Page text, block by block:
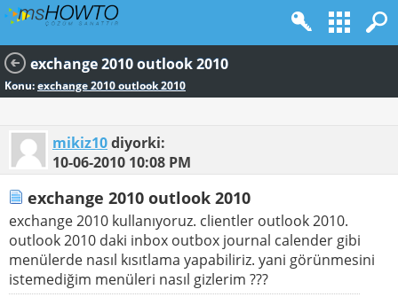
exchange 2010 outlook 2010
Konu:exchange 2010 outlook 2010
mikiz10diyorki:
10-06-2010 10:08 PM
exchange 2010 outlook 2010
exchange 2010 kullanıyoruz. clientler outlook 2010.
outlook 2010 daki inbox outbox journal calender gibi
menülerde nasıl kısıtlama yapabiliriz. yani görünmesini
istemediğim menüleri nasıl gizlerim ???